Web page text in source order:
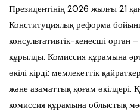
Президентінің 2026 жылғы 21
Конституциялық реформа
консультативтік-кеңесші орган
құрылды. Комиссия құрамына
өкілі кірді: мемлекеттік
және азаматтық қоғам өкілдері.
комиссия құрамына облыстық